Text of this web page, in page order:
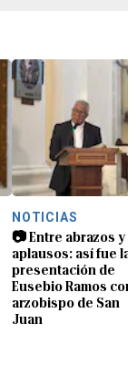
NOTICIAS
📷 Entre abrazos y
aplausos: así fue la
presentación de
Eusebio Ramos
arzobispo de San
Juan